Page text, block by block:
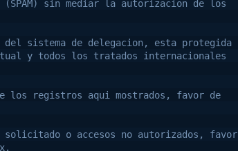
(SPAM) sin mediar la autorizacion de los
del sistema de delegacion, esta protegida
y todos los tratados internacionales
los registros aqui mostrados, favor de
o accesos no autorizados, favor